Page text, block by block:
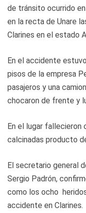
de tránsito ocurrido
en la recta de Unare
Clarines en el estado
En el accidente
pisos de la empresa
pasajeros y una
chocaron de frente y
En el lugar fallecieron
calcinadas producto
El secretario general
Sergio Padrón,
como los ocho
accidente en Clarines.